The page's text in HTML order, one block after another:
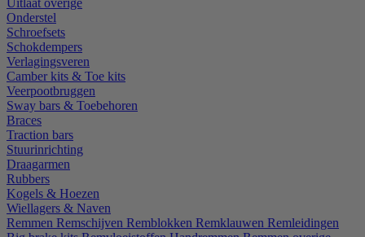
Uitlaat overige
Onderstel
Schroefsets
Schokdempers
Verlagingsveren
Camber kits & Toe kits
Veerpootbruggen
Sway bars & Toebehoren
Braces
Traction bars
Stuurinrichting
Draagarmen
Rubbers
Kogels & Hoezen
Wiellagers & Naven
Remmen Remschijven Remblokken Remklauwen Remleidingen